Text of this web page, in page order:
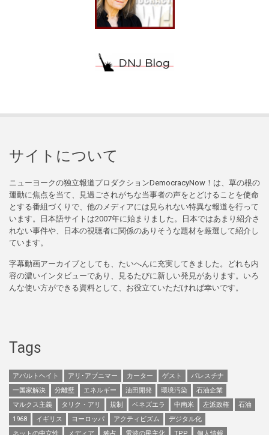
サイトについて
ニューヨークの独立報道プロダクションDemocracyNow！は、草の根の
運動に焦点を当て、見過ごされがちな当事者の声をとどけることを使命
とする番組づくりで、他のメディアには見られない特異な報道を行って
います。日本語サイトは2007年に始まりました。日本ではあまり紹介さ
れない事件や、日本の視聴者に関係のありそうな題材を厳選して紹介し
ています。
字幕動画アーカイブとしても、たいへんに充実してきました。どれも内
容の濃いインタビューであり、見るたびに新しい発見があります。いろ
んな使い方ができる資料として、お役立ていただければ幸いです。
Tags
アパルトヘイト アリ･アブニマー カーター ゲスト
パレスチナ
一国家解決
分離壁 エネルギー 油田開発 環境汚染
石油企業
マルクス主義
タリク・アリ 規制 ベネズエラ 中南米 左派政権
石油
1968
イギリス ヨーロッパ アクティビズム
デジタル化